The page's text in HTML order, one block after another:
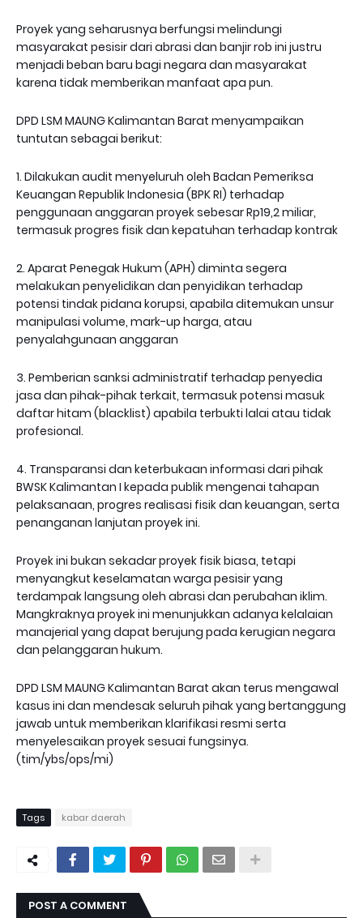
Proyek yang seharusnya berfungsi melindungi
masyarakat pesisir dari abrasi dan banjir rob ini justru
menjadi beban baru bagi negara dan masyarakat
karena tidak memberikan manfaat apa pun.
DPD LSM MAUNG Kalimantan Barat menyampaikan
tuntutan sebagai berikut:
1. Dilakukan audit menyeluruh oleh Badan Pemeriksa
Keuangan Republik Indonesia (BPK RI) terhadap
penggunaan anggaran proyek sebesar Rp19,2 miliar,
termasuk progres fisik dan kepatuhan terhadap kontrak
2. Aparat Penegak Hukum (APH) diminta segera
melakukan penyelidikan dan penyidikan terhadap
potensi tindak pidana korupsi, apabila ditemukan unsur
manipulasi volume, mark-up harga, atau
penyalahgunaan anggaran
3. Pemberian sanksi administratif terhadap penyedia
jasa dan pihak-pihak terkait, termasuk potensi masuk
daftar hitam (blacklist) apabila terbukti lalai atau tidak
profesional.
4. Transparansi dan keterbukaan informasi dari pihak
BWSK Kalimantan I kepada publik mengenai tahapan
pelaksanaan, progres realisasi fisik dan keuangan, serta
penanganan lanjutan proyek ini.
Proyek ini bukan sekadar proyek fisik biasa, tetapi
menyangkut keselamatan warga pesisir yang
terdampak langsung oleh abrasi dan perubahan iklim.
Mangkraknya proyek ini menunjukkan adanya kelalaian
manajerial yang dapat berujung pada kerugian negara
dan pelanggaran hukum.
DPD LSM MAUNG Kalimantan Barat akan terus mengawal
kasus ini dan mendesak seluruh pihak yang bertanggung
jawab untuk memberikan klarifikasi resmi serta
menyelesaikan proyek sesuai fungsinya.
(tim/ybs/ops/mi)
Tags kabar daerah
POST A COMMENT